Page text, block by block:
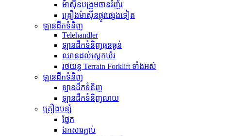
ម៉ាស៊ីនបង្រួមចានរំញ័រ
គ្រឿងម៉ាស៊ីនផ្លូវផ្សេងទៀត
ឡានដឹកទំនិញ
Telehandler
ឡានដឹកទំនិញធុនធ្ងន់
ឈានដល់ស្តេកឃ័រ
រថយន្ត Terrain Forklift ទាំងអស់
ឡានដឹកទំនិញ
ឡានដឹកទំនិញ
ឡានដឹកទំនិញលាយ
គ្រឿងបន្សំ
ផ្នែក
ឯកសារភ្ជាប់